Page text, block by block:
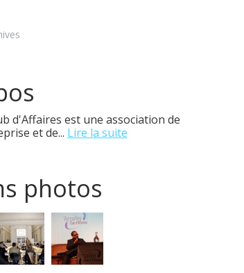
d'Affaires est une association de
et de... Lire la suite
photos